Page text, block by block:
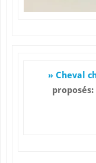
» Cheval